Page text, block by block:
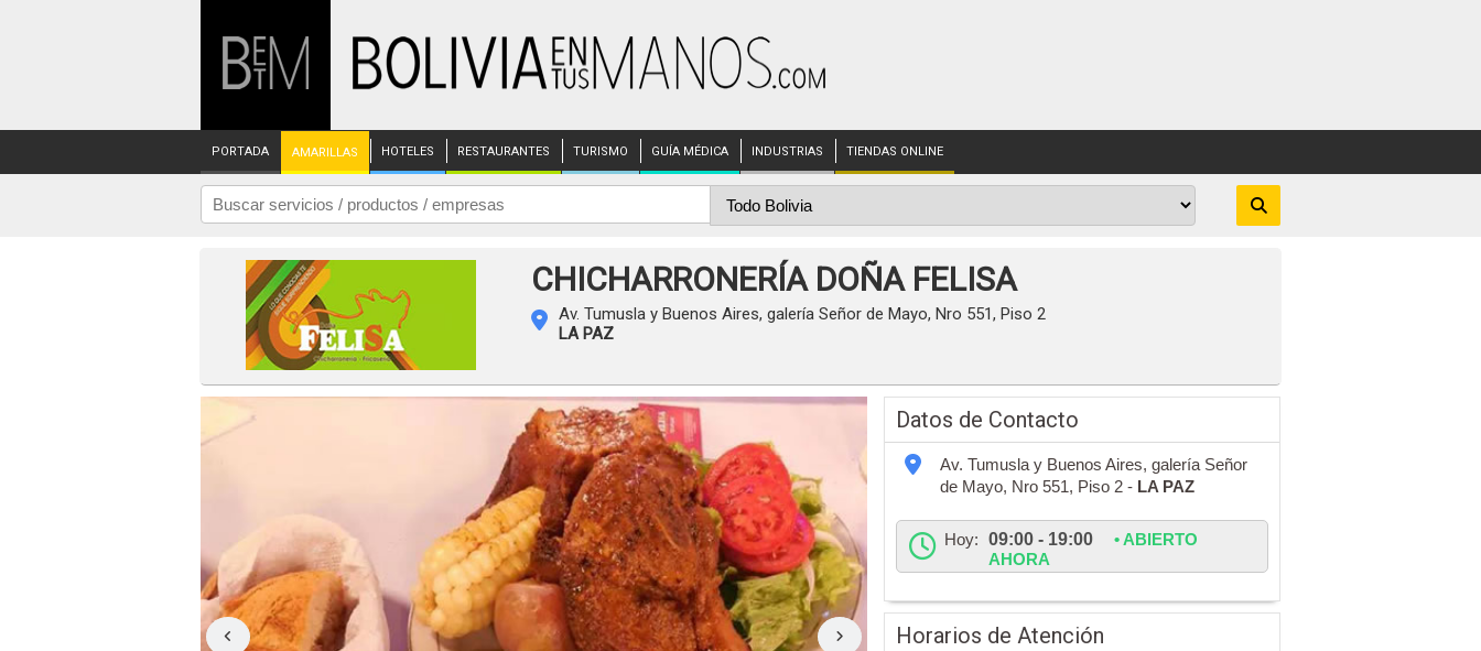
PORTADA AMARILLAS HOTELES RESTAURANTES TURISMO GUÍA MÉDICA INDUSTRIAS TIENDAS ONLINE
CHICHARRONERÍA DOÑA FELISA
Av. Tumusla y Buenos Aires, galería Señor de Mayo, Nro 551, Piso 2
LA PAZ
Datos de Contacto
Av. Tumusla y Buenos Aires, galería Señor
de Mayo, Nro 551, Piso 2 - LA PAZ
Hoy: 09:00 - 19:00
• ABIERTO
AHORA
Horarios de Atención